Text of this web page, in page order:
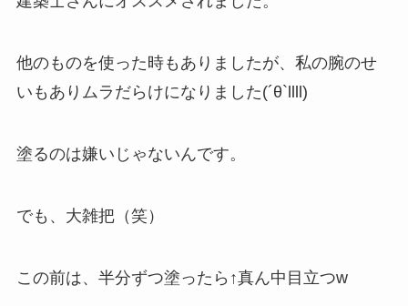
他のものを使った時もありましたが、私の腕のせ
いもありムラだらけになりました(´θ`llll)
塗るのは嫌いじゃないんです。
でも、大雑把（笑）
この前は、半分ずつ塗ったら↑真ん中目立つw